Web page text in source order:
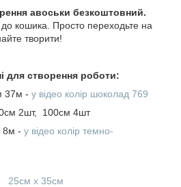
авоськи безкоштовний.
кошика. Просто переходьте на
творити!
для створення роботи:
37м - у відео колір шоколад 769
2шт, 100см 4шт
8м - у відео колір темно-
25см х 35см